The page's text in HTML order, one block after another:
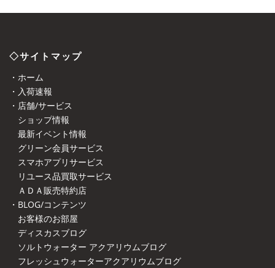
◇サイトマップ
・ホーム
・入荷速報
・店舗/サービス
ショップ情報
最新イベント情報
グリーン会員サービス
スマホアプリサービス
リユース品買取サービス
ＡＤＡ販売特約店
・BLOG/コンテンツ
お客様のお部屋
ディスカスブログ
ソルトウォーター アクアリウムブログ
フレッシュウォーターアクアリウムブログ